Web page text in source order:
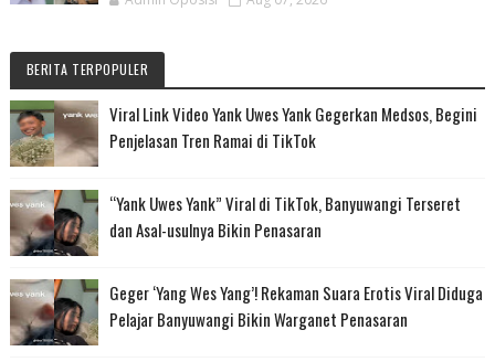
BERITA TERPOPULER
Viral Link Video Yank Uwes Yank Gegerkan Medsos, Begini
Penjelasan Tren Ramai di TikTok
“Yank Uwes Yank” Viral di TikTok, Banyuwangi Terseret
dan Asal-usulnya Bikin Penasaran
Geger ‘Yang Wes Yang’! Rekaman Suara Erotis Viral Diduga
Pelajar Banyuwangi Bikin Warganet Penasaran